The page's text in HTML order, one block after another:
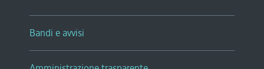
Bandi e avvisi